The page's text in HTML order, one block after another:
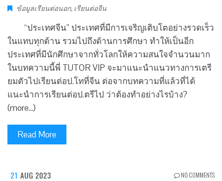
ข้อมูลเรียนต่อนอก, เรียนต่อจีน
“ประเทศจีน” ประเทศที่มีการเจริญเติบโตอย่างรวดเร็ว
ในแทบทุกด้าน รวมไปถึงด้านการศึกษา ทำให้เป็นอีก
ประเทศที่มีนักศึกษาจากทั่วโลกให้ความสนใจจำนวนมาก
ในบทความนี้พี่ TUTOR VIP จะมาแนะนำแนวทางการเตรี
ยมตัวไปเรียนต่อป.โทที่จีน ต่อจากบทความที่แล้วที่ได้
แนะนำการเรียนต่อป.ตรีไป ว่าต้องทำอย่างไรบ้าง?
(more…)
Read More
21 AUG 2023 NO COMMENTS